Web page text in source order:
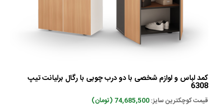
کمد لباس و لوازم شخصی با دو درب چوبی با رگال برلیانت تیپ
6308
قیمت کوچکترین سایز:74,685,500 (تومان)